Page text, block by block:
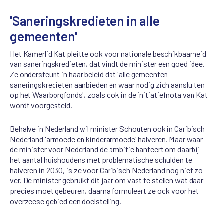
'Saneringskredieten in alle
gemeenten'
Het Kamerlid Kat pleitte ook voor nationale beschikbaarheid
van saneringskredieten, dat vindt de minister een goed idee.
Ze ondersteunt in haar beleid dat 'alle gemeenten
saneringskredieten aanbieden en waar nodig zich aansluiten
op het Waarborgfonds', zoals ook in de initiatiefnota van Kat
wordt voorgesteld.
Behalve in Nederland wil minister Schouten ook in Caribisch
Nederland 'armoede en kinderarmoede' halveren. Maar waar
de minister voor Nederland de ambitie hanteert om daarbij
het aantal huishoudens met problematische schulden te
halveren in 2030, is ze voor Caribisch Nederland nog niet zo
ver. De minister gebruikt dit jaar om vast te stellen wat daar
precies moet gebeuren, daarna formuleert ze ook voor het
overzeese gebied een doelstelling.